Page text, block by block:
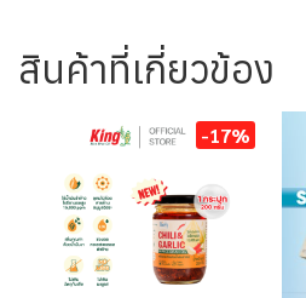
สินค้าที่เกี่ยวข้อง
-17%